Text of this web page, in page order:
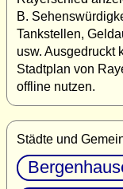
B.
Tankstellen,
usw. Ausgedruckt
Stadtplan von
offline nutzen.
Städte und